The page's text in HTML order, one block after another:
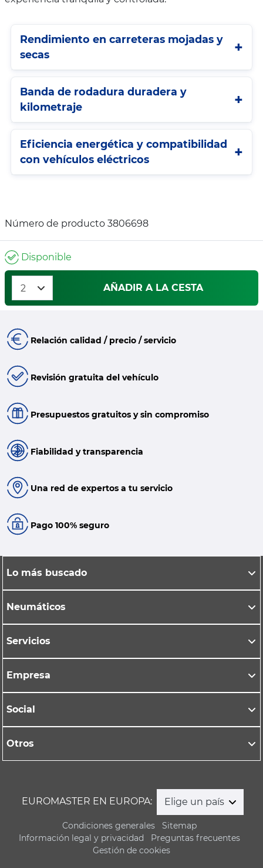
Rendimiento en carreteras mojadas y
secas
Banda de rodadura duradera y
kilometraje
Eficiencia energética y compatibilidad
con vehículos eléctricos
Número de producto 3806698
Disponible
AÑADIR A LA CESTA
Relación calidad / precio / servicio
Revisión gratuita del vehículo
Presupuestos gratuitos y sin compromiso
Fiabilidad y transparencia
Una red de expertos a tu servicio
Pago 100% seguro
Lo más buscado
Neumáticos
Servicios
Empresa
Social
Otros
EUROMASTER EN EUROPA: Elige un país
Condiciones generales
Sitemap
Información legal y privacidad
Preguntas frecuentes
Gestión de cookies